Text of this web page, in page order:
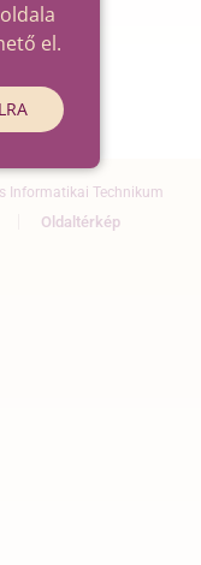
Informatikai Technikum
Oldaltérkép
el.